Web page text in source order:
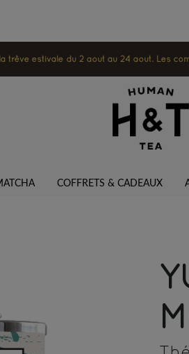
trêve estivale du 2 août au 24 août. Les
COFFRETS & CADEAUX